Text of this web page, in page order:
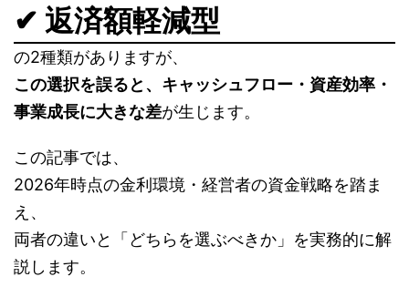
✔ 返済額軽減型
の2種類がありますが、
この選択を誤ると、キャッシュフロー・資産効率・
事業成長に大きな差が生じます。
この記事では、
2026年時点の金利環境・経営者の資金戦略を踏ま
え、
両者の違いと「どちらを選ぶべきか」を実務的に解
説します。